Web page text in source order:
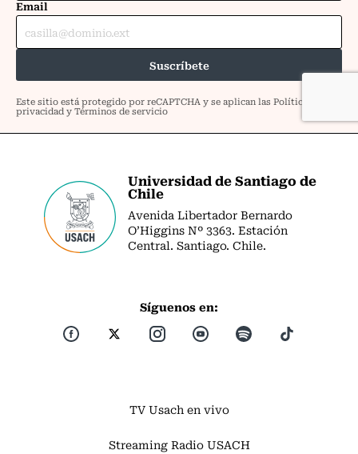
Universidad de Santiago de
Chile
Avenida Libertador Bernardo
O’Higgins Nº 3363. Estación
Central. Santiago. Chile.
Síguenos en:
TV Usach en vivo
Streaming Radio USACH